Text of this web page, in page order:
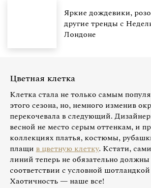
Яркие дождевики,
другие тренды с
Лондоне
Цветная клетка
Клетка стала не только самым
этого сезона, но, немного изменив
перекочевала в следующий.
весной не место серым оттенкам, и
коллекциях платья, костюмы,
плащи в цветную клетку. Кстати,
линий теперь не обязательно
соответствии с условной
Хаотичность — наше все!